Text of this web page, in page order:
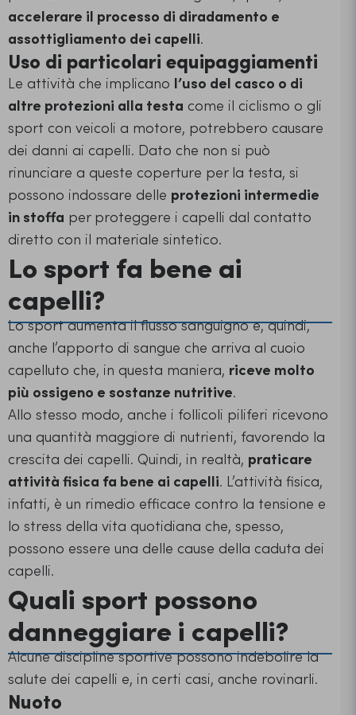
accelerare il processo di diradamento e
assottigliamento dei capelli.
Uso di particolari equipaggiamenti
Le attività che implicano l’uso del casco o di
altre protezioni alla testa come il ciclismo o gli
sport con veicoli a motore, potrebbero causare
dei danni ai capelli. Dato che non si può
rinunciare a queste coperture per la testa, si
possono indossare delle protezioni intermedie
in stoffa per proteggere i capelli dal contatto
diretto con il materiale sintetico.
Lo sport fa bene ai
capelli?
Lo sport aumenta il flusso sanguigno e, quindi,
anche l’apporto di sangue che arriva al cuoio
capelluto che, in questa maniera, riceve molto
più ossigeno e sostanze nutritive.
Allo stesso modo, anche i follicoli piliferi ricevono
una quantità maggiore di nutrienti, favorendo la
crescita dei capelli. Quindi, in realtà, praticare
attività fisica fa bene ai capelli. L’attività fisica,
infatti, è un rimedio efficace contro la tensione e
lo stress della vita quotidiana che, spesso,
possono essere una delle cause della caduta dei
capelli.
Quali sport possono
danneggiare i capelli?
Alcune discipline sportive possono indebolire la
salute dei capelli e, in certi casi, anche rovinarli.
Nuoto